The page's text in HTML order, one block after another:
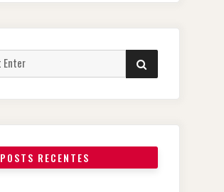
SEARCH
POSTS RECENTES